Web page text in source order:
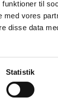
til
vores
disse data
Statistik
Få
Hou -